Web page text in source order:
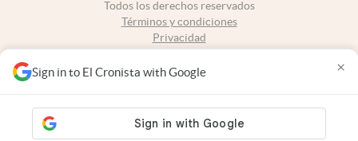
Sign in to El Cronista with Google ×
Todos los derechos reservados
Términos y condiciones
Privacidad
Tel: +54 11 7078-3270
propiedad intelectual: 56576959